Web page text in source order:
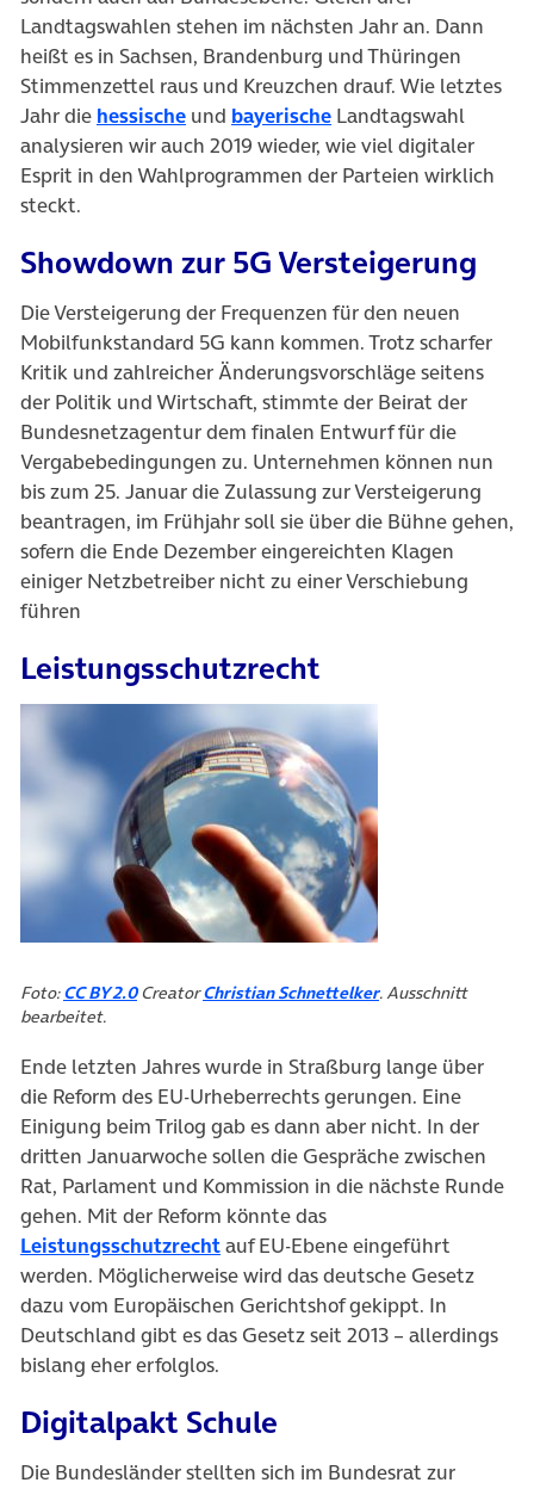
Landtagswahlen stehen im nächsten Jahr an. Dann
heißt es in Sachsen, Brandenburg und Thüringen
Stimmenzettel raus und Kreuzchen drauf. Wie letztes
Jahr die hessische(öffnet in neuem Tab)
und bayerische(öffnet in neuem Tab)
Landtagswahl
analysieren wir auch 2019 wieder, wie viel digitaler
Esprit in den Wahlprogrammen der Parteien wirklich
steckt.
Showdown zur 5G Versteigerung
Die Versteigerung der Frequenzen für den neuen
Mobilfunkstandard 5G kann kommen. Trotz scharfer
Kritik und zahlreicher Änderungsvorschläge seitens
der Politik und Wirtschaft, stimmte der Beirat der
Bundesnetzagentur dem finalen Entwurf für die
Vergabebedingungen zu. Unternehmen können nun
bis zum 25. Januar die Zulassung zur Versteigerung
beantragen, im Frühjahr soll sie über die Bühne gehen,
sofern die Ende Dezember eingereichten Klagen
einiger Netzbetreiber nicht zu einer Verschiebung
führen
Leistungsschutzrecht
Foto:CC BY 2.0(öffnet in neuem Tab)
CreatorChristian Schnettelker(öffnet in neuem
. Ausschnitt
bearbeitet.
Ende letzten Jahres wurde in Straßburg lange über
die Reform des EU-Urheberrechts gerungen. Eine
Einigung beim Trilog gab es dann aber nicht. In der
dritten Januarwoche sollen die Gespräche zwischen
Rat, Parlament und Kommission in die nächste Runde
gehen. Mit der Reform könnte das
Leistungsschutzrecht(öffnet in neuem Tab)
auf EU-Ebene eingeführt
werden. Möglicherweise wird das deutsche Gesetz
dazu vom Europäischen Gerichtshof gekippt. In
Deutschland gibt es das Gesetz seit 2013 – allerdings
bislang eher erfolglos.
Digitalpakt Schule
Die Bundesländer stellten sich im Bundesrat zur